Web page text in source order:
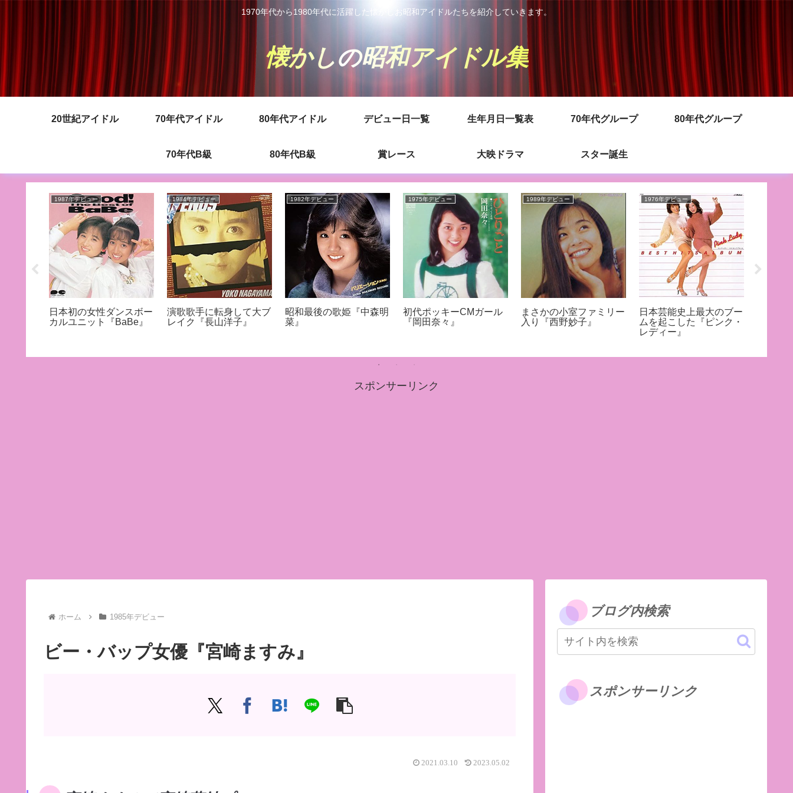
1970年代から1980年代に活躍した懐かしお昭和アイドルたちを紹介していきます。
懐かしの昭和アイドル集
20世紀アイドル 70年代アイドル 80年代アイドル デビュー日一覧 生年月日一覧表 70年代グループ 80年代グループ
70年代B級 80年代B級 賞レース 大映ドラマ スター誕生
1987年デビュー
日本初の女性ダンスボー
カルユニット『BaBe』
1984年デビュー
演歌歌手に転身して大ブ
レイク『長山洋子』
1982年デビュー
昭和最後の歌姫『中森明
菜』
1975年デビュー
初代ポッキーCMガール
『岡田奈々』
1989年デビュー
まさかの小室ファミリー
入り『西野妙子』
1976年デビュー
日本芸能史上最大のブー
ムを起こした『ピンク・
レディー』
スポンサーリンク
ホーム 1985年デビュー
ビー・バップ女優『宮崎ますみ』
2021.03.10 2023.05.02
ブログ内検索
スポンサーリンク